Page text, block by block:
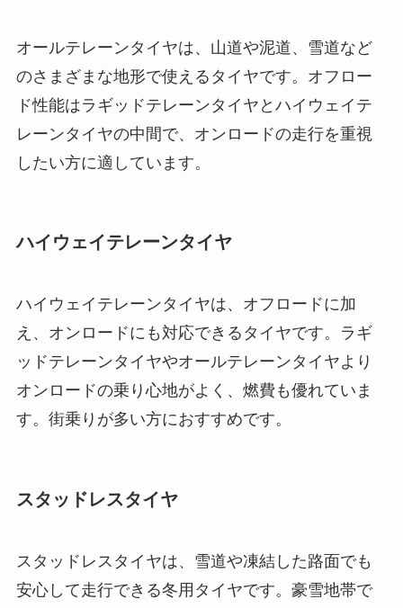
オールテレーンタイヤは、山道や泥道、雪道など
のさまざまな地形で使えるタイヤです。オフロー
ド性能はラギッドテレーンタイヤとハイウェイテ
レーンタイヤの中間で、オンロードの走行を重視
したい方に適しています。
ハイウェイテレーンタイヤ
ハイウェイテレーンタイヤは、オフロードに加
え、オンロードにも対応できるタイヤです。ラギ
ッドテレーンタイヤやオールテレーンタイヤより
オンロードの乗り心地がよく、燃費も優れていま
す。街乗りが多い方におすすめです。
スタッドレスタイヤ
スタッドレスタイヤは、雪道や凍結した路面でも
安心して走行できる冬用タイヤです。豪雪地帯で